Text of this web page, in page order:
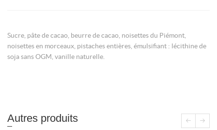
Sucre, pâte de cacao, beurre de cacao, noisettes du Piémont,
noisettes en morceaux, pistaches entières, émulsifiant : lécithine de
soja sans OGM, vanille naturelle.
Autres produits